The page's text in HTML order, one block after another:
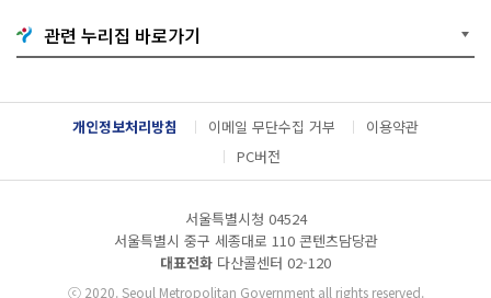
기
G
o
g
l
e
e
서
다
운
관련 누리집 바로가기
개인정보처리방침 이메일 무단수집 거부
이용약관
PC버전
서울특별시청 04524
서울특별시 중구 세종대로 110 콘텐츠담당관
대표전화 다산콜센터 02-120
ⓒ2020. Seoul Metropolitan Government all rights reserved.